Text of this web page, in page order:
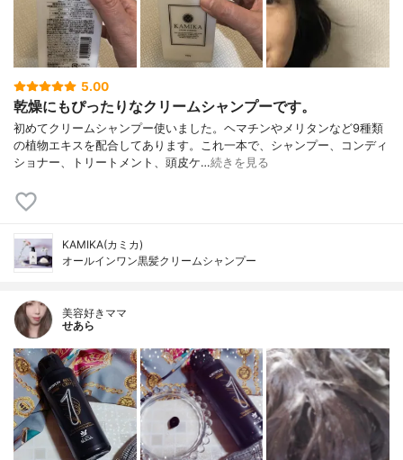
5.00
乾燥にもぴったりなクリームシャンプーです。
初めてクリームシャンプー使いました。ヘマチンやメリタンなど9種類
の植物エキスを配合してあります。これ一本で、シャンプー、コンディ
ショナー、トリートメント、頭皮ケ…続きを見る
KAMIKA(カミカ)
オールインワン黒髪クリームシャンプー
美容好きママ
せあら